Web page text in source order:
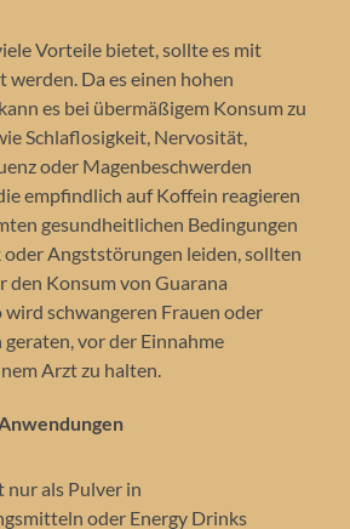
Vorteile bietet, sollte es mit
werden. Da es einen hohen
es bei übermäßigem Konsum zu
Schlaflosigkeit, Nervosität,
oder Magenbeschwerden
empfindlich auf Koffein reagieren
gesundheitlichen Bedingungen
Angststörungen leiden, sollten
den Konsum von Guarana
wird schwangeren Frauen oder
vor der Einnahme
Arzt zu halten.
nur als Pulver in
oder Energy Drinks